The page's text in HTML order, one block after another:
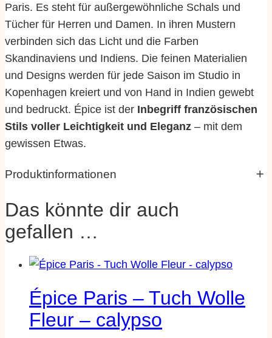
Paris. Es steht für außergewöhnliche Schals und
Tücher für Herren und Damen. In ihren Mustern
verbinden sich das Licht und die Farben
Skandinaviens und Indiens. Die feinen Materialien
und Designs werden für jede Saison im Studio in
Kopenhagen kreiert und von Hand in Indien gewebt
und bedruckt. Épice ist der Inbegriff französischen
Stils voller Leichtigkeit und Eleganz – mit dem
gewissen Etwas.
Produktinformationen
Eigenschaften Wert
Variante
braun, coral, dunkeloliv,
Design
Épice Paris – Bess Nielsen
& Jan Machenauer
Das könnte dir auch
gefallen …
Épice Paris – Tuch Wolle
Fleur – calypso